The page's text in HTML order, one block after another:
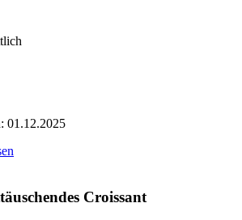
01.12.2025
Croissant